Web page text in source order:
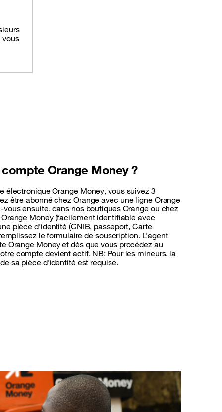
vous
Orange Money ?
électronique Orange Money, vous suivez 3
être abonné chez Orange avec une ligne Orange
ensuite, dans nos boutiques Orange ou chez
Money (facilement identifiable avec
pièce d’identité (CNIB, passeport, Carte
le formulaire de souscription. L’agent
Orange Money et dès que vous procédez au
compte devient actif. NB: Pour les mineurs, la
sa pièce d’identité est requise.